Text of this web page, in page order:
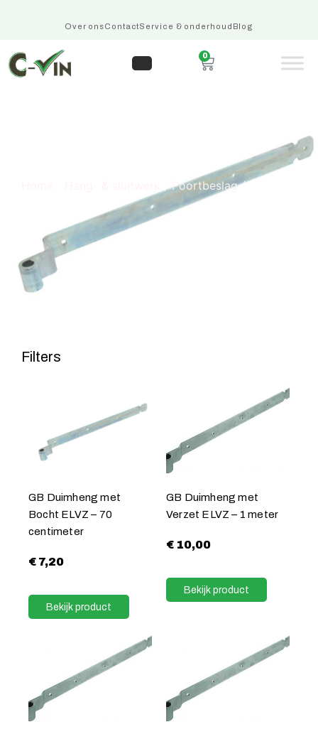
Over onsContactService & onderhoudBlog
0
/Poortbeslag/ Hengen
Filters
GB Duimheng met
Bocht ELVZ – 70
centimeter
€7,20
Bekijk product
GB Duimheng met
Verzet ELVZ – 1 meter
€ 10,00
Bekijk product